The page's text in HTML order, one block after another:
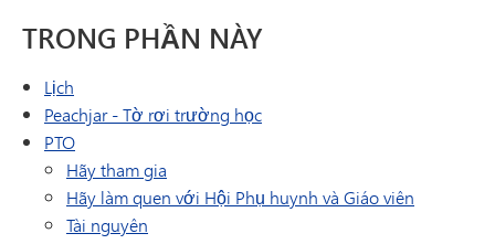
TRONG PHẦN NÀY
Lịch
Peachjar - Tờ rơi trường học(mở trong cửa sổ/tab mới)
PTO
Hãy tham gia
Hãy làm quen với Hội Phụ huynh và Giáo viên
Tài nguyên